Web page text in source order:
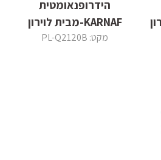
הידרופנאומטית
KARNAF-מבית לוירון
מקט: PL-Q2120B